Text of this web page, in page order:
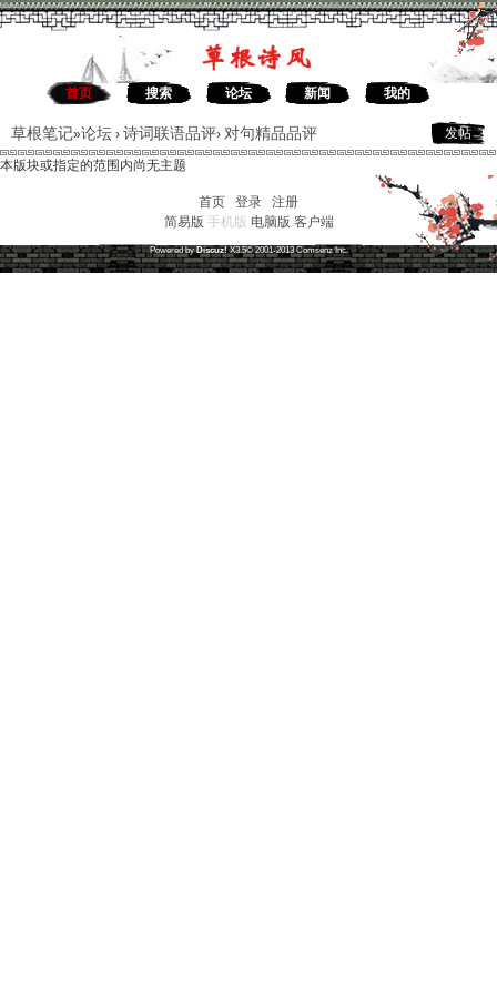
首页 搜索 论坛 新闻 我的
草根笔记»论坛 › 诗词联语品评› 对句精品品评 发帖
本版块或指定的范围内尚无主题
首页 登录
注册
简易版 手机版 电脑版 客户端
Powered byDiscuz! X3.5© 2001-2013ComsenzInc.